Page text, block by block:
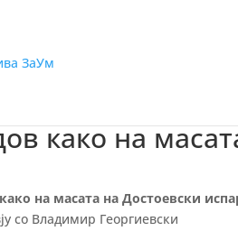
како на
на масата на Достоевски
со Владимир Георгиевски